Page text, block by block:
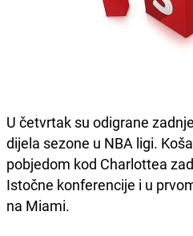
U četvrtak su odigrane
dijela sezone u NBA ligi.
pobjedom kod Charlottea
Istočne konferencije i u
na Miami.